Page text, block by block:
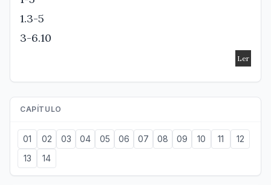
1.3-5
3-6.10
CAPÍTULO
01 02 03 04 05 06 07 08 09 10 11
12
13
14